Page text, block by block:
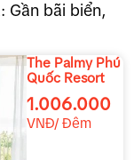
Gần bãi biển,
The Palmy Phú
Quốc Resort
1.006.000
VNĐ/ Đêm